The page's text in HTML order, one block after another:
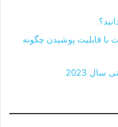
قابلیت پوشیدن چگونه
2023